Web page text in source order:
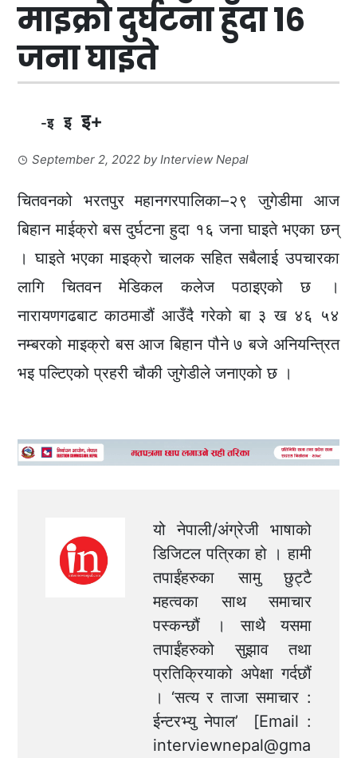
माइक्रो दुर्घटना हुँदा १६
जना घाइते
-इ इ इ+
September 2, 2022 byInterview Nepal
चितवनको भरतपुर महानगरपालिका–२९ जुगेडीमा आज
बिहान माईक्रो बस दुर्घटना हुदा १६ जना घाइते भएका छन्
। घाइते भएका माइक्रो चालक सहित सबैलाई उपचारका
लागि चितवन मेडिकल कलेज पठाइएको छ ।
नारायणगढबाट काठमाडौं आउँदै गरेको बा ३ ख ४६ ५४
नम्बरको माइक्रो बस आज बिहान पौने ७ बजे अनियन्त्रित
भइ पल्टिएको प्रहरी चौकी जुगेडीले जनाएको छ ।
यो नेपाली/अंग्रेजी भाषाको
डिजिटल पत्रिका हो । हामी
तपाईंहरुका सामु छुट्टै
महत्वका साथ समाचार
पस्कन्छौं । साथै यसमा
तपाईंहरुको सुझाव तथा
प्रतिक्रियाको अपेक्षा गर्दछौं
। ‘सत्य र ताजा समाचार :
ईन्टरभ्यु नेपाल’ [Email :
interviewnepal@gma